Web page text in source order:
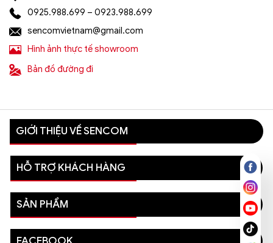
0925.988.699 – 0923.988.699
sencomvietnam@gmail.com
Hình ảnh thực tế showroom
Bản đồ đường đi
GIỚI THIỆU VỀ SENCOM
HỖ TRỢ KHÁCH HÀNG
SẢN PHẨM